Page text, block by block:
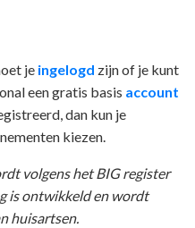
je ingelogd zijn of je kunt
een gratis basis account
dan kun je
kiezen.
volgens het BIG register
is ontwikkeld en wordt
huisartsen.